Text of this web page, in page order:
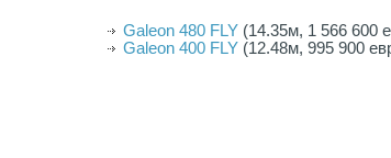
Galeon 480 FLY (14.35м, 1 566 600
Galeon 400 FLY (12.48м, 995 900